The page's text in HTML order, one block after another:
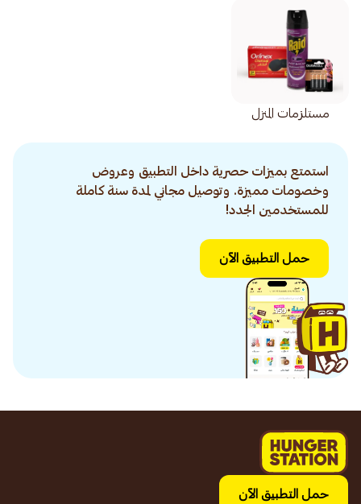
مستلزمات المنزل
استمتع بميزات حصرية داخل التطبيق وعروض
وخصومات مميزة. وتوصيل مجاني لمدة سنة كاملة
للمستخدمين الجدد!
حمل التطبيق الآن
حمل التطبيق الآن